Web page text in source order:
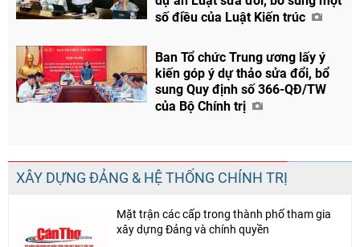
số điều của Luật Kiến trúc
Ban Tổ chức Trung ương lấy ý
kiến góp ý dự thảo sửa đổi, bổ
sung Quy định số 366-QĐ/TW
của Bộ Chính trị
XÂY DỰNG ĐẢNG & HỆ THỐNG CHÍNH TRỊ
Mặt trận các cấp trong thành phố tham gia
xây dựng Đảng và chính quyền